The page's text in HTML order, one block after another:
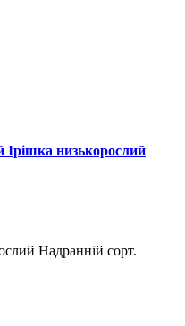
Ірішка низькорослий
Надранній сорт.